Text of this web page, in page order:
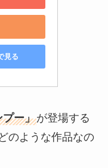
見る
プー」が登場する
のような作品なの